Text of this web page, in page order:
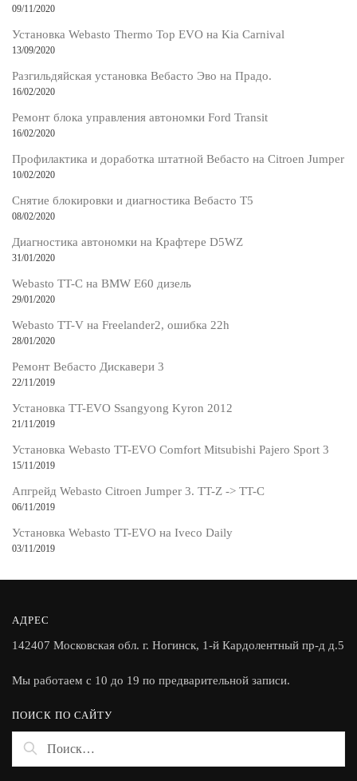
09/11/2020
Установка Webasto Thermo Top EVO на Kia Carnival
13/09/2020
Разгильдяйская установка Вебасто Эво на Прадо.
16/02/2020
Ремонт блока управления автономки Ford Transit
16/02/2020
Профилактика и доработка штатной Вебасто на Citroen Jumper
10/02/2020
Снятие блокировки и диагностика Вебасто Т5
08/02/2020
Диагностика автономки на Крафтере D5WZ
31/01/2020
Webasto TT-C на BMW E60 дизель
29/01/2020
Webasto TT-V на Freelander2, ошибка 22h
28/01/2020
Ремонт Вебасто Дискавери 3
22/11/2019
Установка TT-EVO Ssangyong Kyron 2012
21/11/2019
Установка Webasto TT-EVO Comfort Mitsubishi Pajero Sport 3
15/11/2019
Апгрейд Webasto Citroen Jumper 3. TT-Z -> TT-C
06/11/2019
Установка Webasto TT-EVO на Iveco Daily
03/11/2019
АДРЕС
142407 Московская обл. г. Ногинск, 1-й Кардолентный пр-д д.5
Мы работаем с 10 до 19 по предварительной записи.
ПОИСК ПО САЙТУ
Найти: